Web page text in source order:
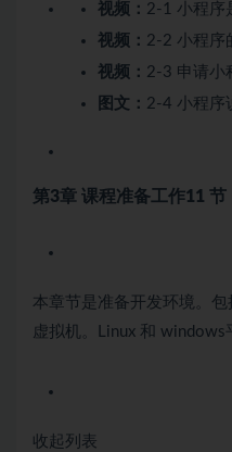
视频： 2-1 小程序
视频： 2-2 小程序
视频： 2-3 申请小
图文： 2-4 小程序
第3章 课程准备工作11 节
本章节是准备开发环境。
虚拟机。Linux 和
收起列表